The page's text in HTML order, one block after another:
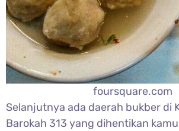
foursquare.com
Selanjutnya ada daerah bukber di
Barokah 313 yang dihentikan